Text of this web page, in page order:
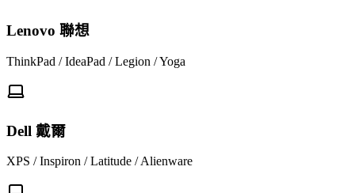
Lenovo 聯想
ThinkPad / IdeaPad / Legion / Yoga
Dell 戴爾
XPS / Inspiron / Latitude / Alienware